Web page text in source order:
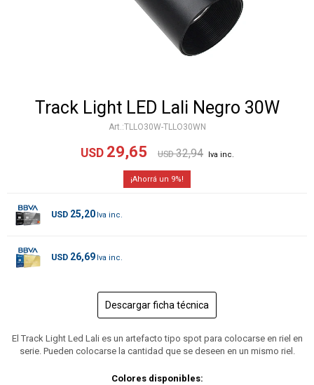
Track Light LED Lali Negro 30W
TLLO30W-TLLO30WN
USD 29,65 USD 32,94
9
USD 25,20
USD 26,69
Descargar ficha técnica
El Track Light Led Lali es un artefacto tipo spot para colocarse en riel en
serie. Pueden colocarse la cantidad que se deseen en un mismo riel.
Colores disponibles: